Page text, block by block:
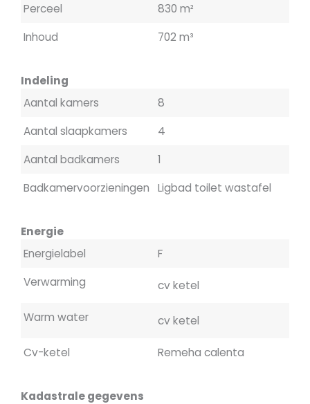
Perceel
830 m²
Inhoud
702 m³
Indeling
Aantal kamers
8
Aantal slaapkamers
4
Aantal badkamers
1
Badkamervoorzieningen
Ligbad toilet wastafel
Energie
Energielabel
F
Verwarming
cv ketel
Warm water cv ketel
Cv-ketel Remeha calenta
Kadastrale gegevens